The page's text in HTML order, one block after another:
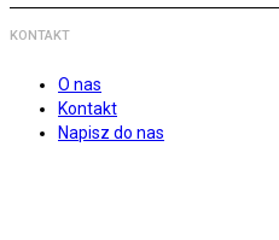
KONTAKT
O nas
Kontakt
Napisz do nas